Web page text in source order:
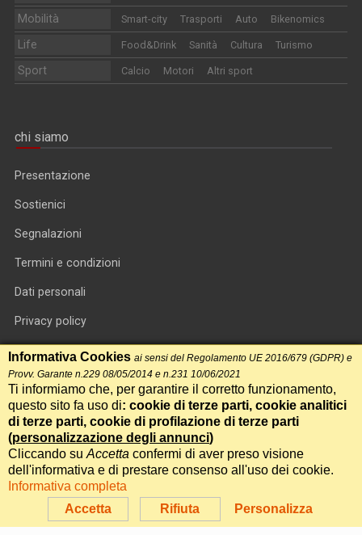
Mobilità Smart-city Trasporti Auto Bikenomics
Life Food&Drink Sanità Cultura Turismo
Sport Calcio Motori Altri sport
chi siamo
Presentazione
Sostienici
Segnalazioni
Termini e condizioni
Dati personali
Privacy policy
Informativa cookie
RSS feed
RSS Top News
Contatti
International Communication S.r.l. • P.IVA 14478081004 • Testata
giornalistica n.191, reg. Tribunale di Roma del 14/12/2017
Powered byItala
Accetta Rifiuta Personalizza
Informativa Cookies ai sensi del Regolamento UE 2016/679 (GDPR) e
Provv. Garante n.229 08/05/2014 e n.231 10/06/2021
Ti informiamo che, per garantire il corretto funzionamento,
questo sito fa uso di: cookie di terze parti, cookie analitici
di terze parti, cookie di profilazione di terze parti
(personalizzazione degli annunci)
Cliccando su Accetta confermi di aver preso visione
dell'informativa e di prestare consenso all'uso dei cookie.
Informativa completa